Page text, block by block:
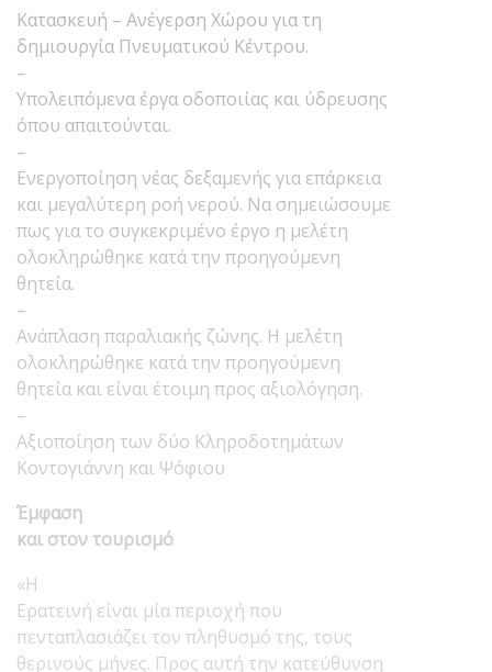
Κατασκευή – Ανέγερση Χώρου για τη
δημιουργία Πνευματικού Κέντρου.
–
Υπολειπόμενα έργα οδοποιίας και ύδρευσης
όπου απαιτούνται.
–
Ενεργοποίηση νέας δεξαμενής για επάρκεια
και μεγαλύτερη ροή νερού. Να σημειώσουμε
πως για το συγκεκριμένο έργο η μελέτη
ολοκληρώθηκε κατά την προηγούμενη
θητεία.
–
Ανάπλαση παραλιακής ζώνης. Η μελέτη
ολοκληρώθηκε κατά την προηγούμενη
θητεία και είναι έτοιμη προς αξιολόγηση.
–
Αξιοποίηση των δύο Κληροδοτημάτων
Κοντογιάννη και Ψόφιου
Έμφαση
και στον τουρισμό
«Η
Ερατεινή είναι μία περιοχή που
πενταπλασιάζει τον πληθυσμό της, τους
θερινούς μήνες. Προς αυτή την κατεύθυνση